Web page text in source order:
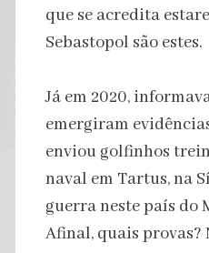
que se acredita
Sebastopol são estes.
Já em 2020,
emergiram
enviou golfinhos
naval em Tartus, na
guerra neste país do
Afinal, quais provas?